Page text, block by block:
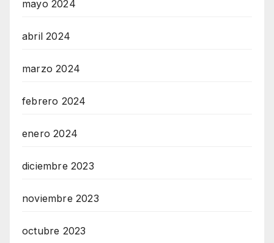
mayo 2024
abril 2024
marzo 2024
febrero 2024
enero 2024
diciembre 2023
noviembre 2023
octubre 2023